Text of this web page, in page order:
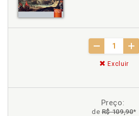
Excluir
Preço:
deR$ 109,90*